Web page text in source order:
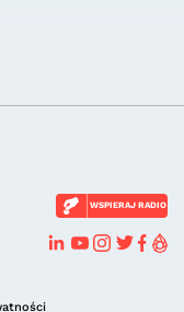
WSPIERAJ RADIO